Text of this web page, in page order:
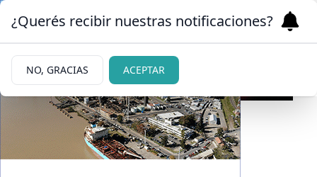
¿Querés recibir nuestras notificaciones?
NO, GRACIAS ACEPTAR